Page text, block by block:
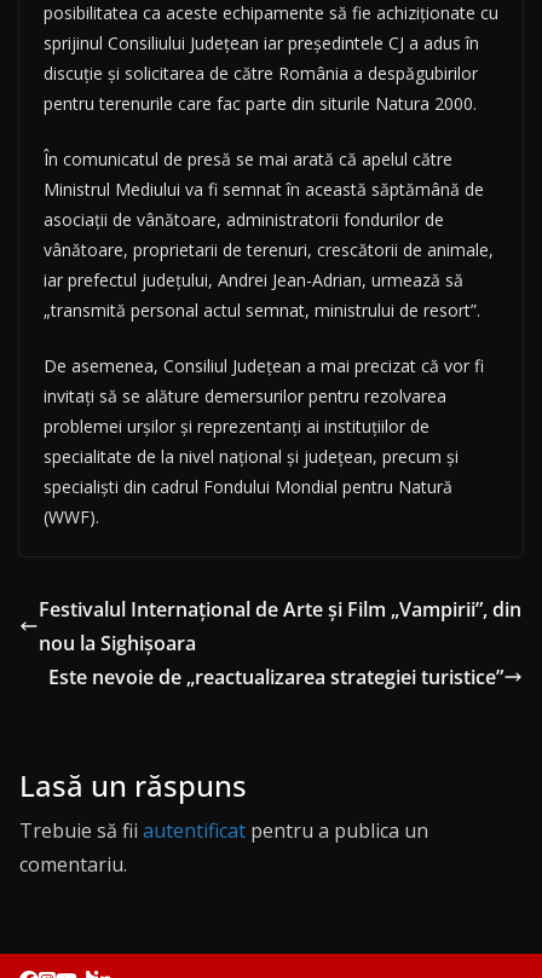
posibilitatea ca aceste echipamente să fie achiziţionate cu
sprijinul Consiliului Judeţean iar preşedintele CJ a adus în
discuţie şi solicitarea de către România a despăgubirilor
pentru terenurile care fac parte din siturile Natura 2000.
În comunicatul de presă se mai arată că apelul către
Ministrul Mediului va fi semnat în această săptămână de
asociaţii de vânătoare, administratorii fondurilor de
vânătoare, proprietarii de terenuri, crescătorii de animale,
iar prefectul judeţului, Andrei Jean-Adrian, urmează să
„transmită personal actul semnat, ministrului de resort”.
De asemenea, Consiliul Judeţean a mai precizat că vor fi
invitaţi să se alăture demersurilor pentru rezolvarea
problemei urşilor şi reprezentanţi ai instituţiilor de
specialitate de la nivel naţional şi judeţean, precum şi
specialişti din cadrul Fondului Mondial pentru Natură
(WWF).
Festivalul Internaţional de Arte şi Film „Vampirii”, din
nou la Sighișoara
Este nevoie de „reactualizarea strategiei turistice”
Lasă un răspuns
Trebuie să fii autentificat pentru a publica un
comentariu.